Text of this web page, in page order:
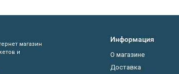
магазин
и
Информация
О магазине
Доставка